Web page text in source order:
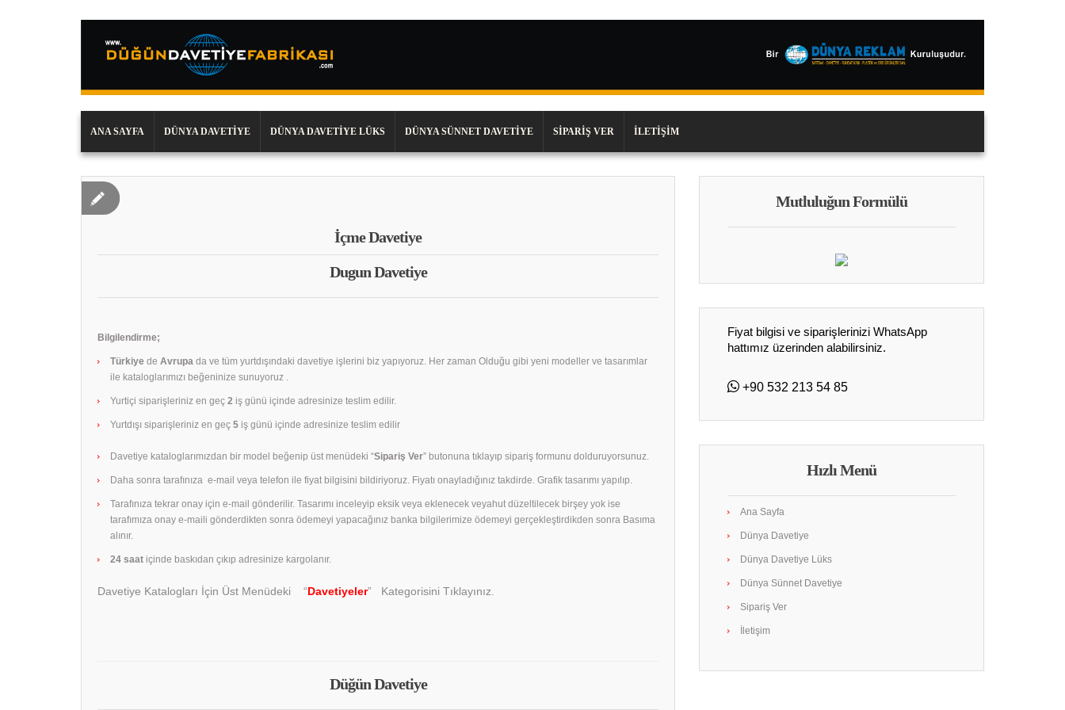
ANA SAYFA DÜNYA DAVETIYE DÜNYA DAVETIYE LÜKS DÜNYA SÜNNET DAVETIYE SIPARIŞ VER İLETIŞIM
İçme Davetiye
Dugun Davetiye
Bilgilendirme;
Türkiye de Avrupa da ve tüm yurtdışındaki davetiye işlerini biz yapıyoruz. Her zaman Olduğu gibi yeni modeller ve tasarımlar
ile kataloglarımızı beğeninize sunuyoruz .
Yurtiçi siparişleriniz en geç 2 iş günü içinde adresinize teslim edilir.
Yurtdışı siparişleriniz en geç 5 iş günü içinde adresinize teslim edilir
Davetiye kataloglarımızdan bir model beğenip üst menüdeki “Sipariş Ver” butonuna tıklayıp sipariş formunu dolduruyorsunuz.
Daha sonra tarafınıza e-mail veya telefon ile fiyat bilgisini bildiriyoruz. Fiyatı onayladığınız takdirde. Grafik tasarımı yapılıp.
Tarafınıza tekrar onay için e-mail gönderilir. Tasarımı inceleyip eksik veya eklenecek veyahut düzeltilecek birşey yok ise
tarafımıza onay e-maili gönderdikten sonra ödemeyi yapacağınız banka bilgilerimize ödemeyi gerçekleştirdikden sonra Basıma
alınır.
24 saat içinde baskıdan çıkıp adresinize kargolanır.
Davetiye Katalogları İçin Üst Menüdeki “Davetiyeler” Kategorisini Tıklayınız.
Düğün Davetiye
Mutluluğun Formülü
Fiyat bilgisi ve siparişlerinizi WhatsApp
hattımız üzerinden alabilirsiniz.
+90 532 213 54 85
Hızlı Menü
Ana Sayfa
Dünya Davetiye
Dünya Davetiye Lüks
Dünya Sünnet Davetiye
Sipariş Ver
İletişim